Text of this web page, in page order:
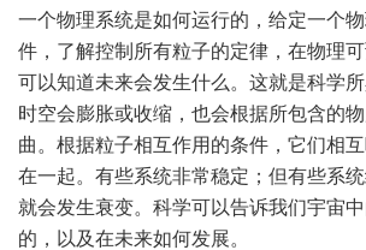
一个物理系统是如何运行的，给定一个
件，了解控制所有粒子的定律，在物理
可以知道未来会发生什么。这就是科学所
时空会膨胀或收缩，也会根据所包含的
曲。根据粒子相互作用的条件，它们相
在一起。有些系统非常稳定；但有些系
就会发生衰变。科学可以告诉我们宇宙
的，以及在未来如何发展。